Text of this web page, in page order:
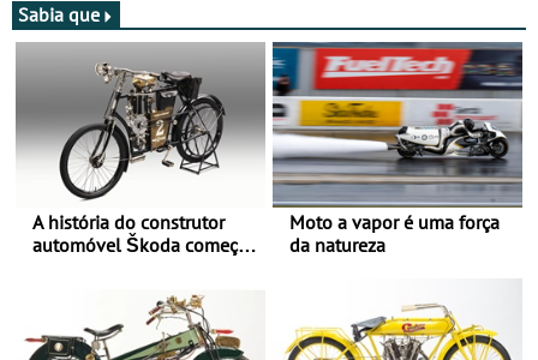
Sabia que
A história do construtor
automóvel Škoda começou
Moto a vapor é uma força
da natureza